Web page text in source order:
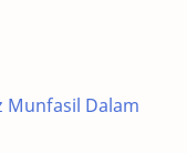
Munfasil Dalam